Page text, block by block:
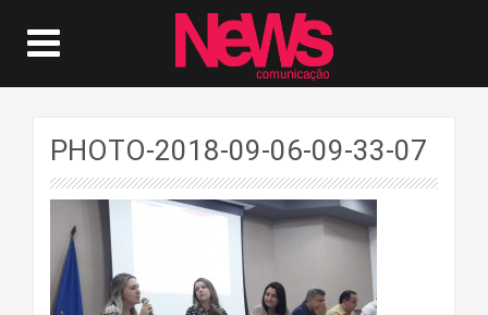
PHOTO-2018-09-06-09-33-07